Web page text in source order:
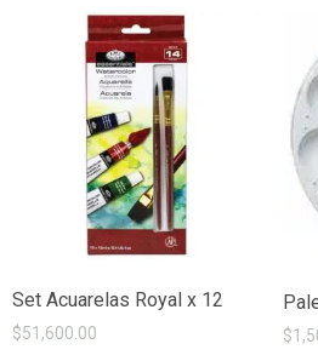
Set Acuarelas Royal x 12
$51,600.00 $